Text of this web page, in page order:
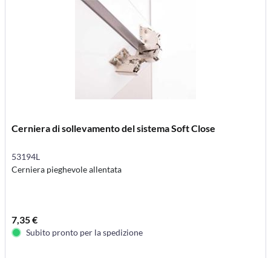
Cerniera di sollevamento del sistema Soft Close
53194L
Cerniera pieghevole allentata
7,35 €
Subito pronto per la spedizione